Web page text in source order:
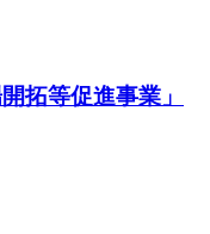
拓等促進事業」